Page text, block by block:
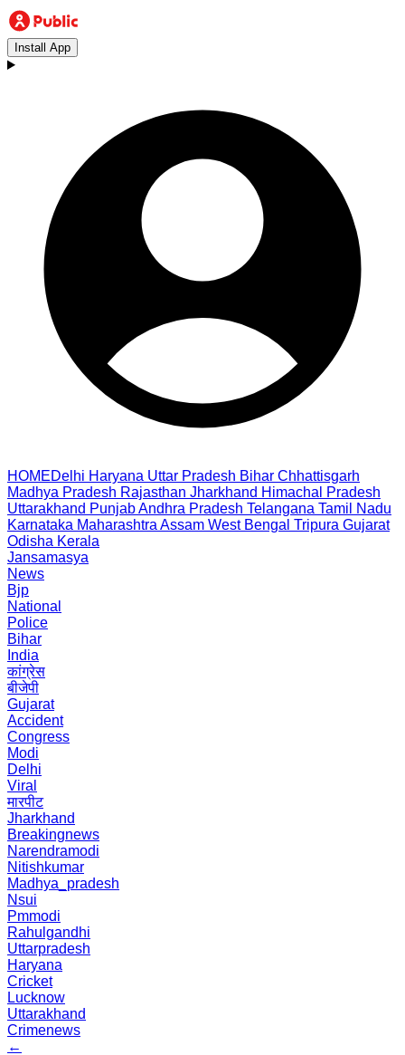
Install App
HOMEDelhi Haryana Uttar Pradesh Bihar Chhattisgarh
Madhya Pradesh Rajasthan Jharkhand Himachal Pradesh
Uttarakhand PunjabAndhra Pradesh Telangana Tamil Nadu
Karnataka Maharashtra Assam West Bengal Tripura Gujarat
Odisha Kerala
Jansamasya
News
Bjp
National
Police
Bihar
India
कांग्रेस
बीजेपी
Gujarat
Accident
Congress
Modi
Delhi
Viral
मारपीट
Jharkhand
Breakingnews
Narendramodi
Nitishkumar
Madhya_pradesh
Nsui
Pmmodi
Rahulgandhi
Uttarpradesh
Haryana
Cricket
Lucknow
Uttarakhand
Crimenews
←